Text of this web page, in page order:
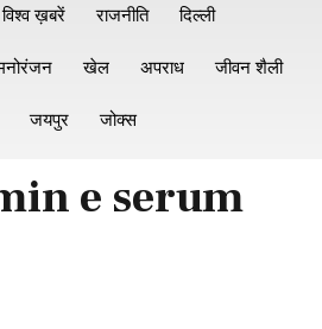
विश्व ख़बरें राजनीति दिल्ली
खेल अपराध जीवन शैली
जयपुर जोक्स
e serum